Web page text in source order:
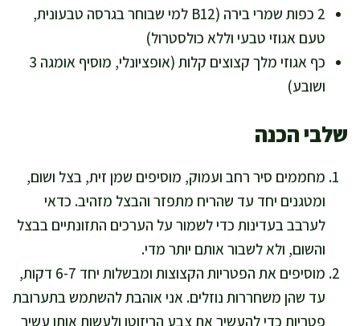
2 כפות שמרי בירה (B12 למי שבוחר בגרסה טבעונית,
טעם אגוזי טבעי וללא כולסטרול)
כף אגוזי מלך קצוצים קלות (אופציונלי, מוסיף אומגה 3
ושובע)
שלבי הכנה
מחממים סיר רחב ועמוק, מוסיפים שמן זית, בצל ושום,
ומטגנים יחד עד שהריח מתפזר והבצל מזהיב. כדאי
לערבב בעדינות כדי לשמור על הערכים התזונתיים בבצל
והשום, ולא לשבור אותם יותר מדי.
מוסיפים את הפטריות הקצוצות ומבשלות יחד 6-7 דקות,
עד שהן משחררות נוזלים. אני אוהבת להשתמש בתערובת
פטריות כדי להעשיר את צבע הריזוטו ולעשות אותו עשיר